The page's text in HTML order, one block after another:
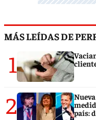
MÁS LEÍDAS DE
1
2
país: